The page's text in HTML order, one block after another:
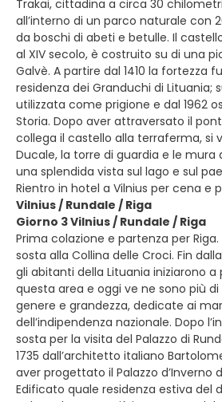
Trakai, cittadina a circa 30
all’interno di un parco naturale con
da boschi di abeti e betulle. Il
al XIV secolo, è costruito su di una
Galvè. A partire dal 1410 la fortezza
residenza dei Granduchi di Lituania;
utilizzata come prigione e dal 1962
Storia. Dopo aver attraversato il
collega il castello alla terraferma, si
Ducale, la torre di guardia e le mura
una splendida vista sul lago e sul
Rientro in hotel a Vilnius per cena e
Vilnius / Rundale / Riga
Giorno 3 Vilnius / Rundale / Riga
Prima colazione e partenza per
sosta alla Collina delle Croci. Fin
gli abitanti della Lituania iniziarono
questa area e oggi ve ne sono più
genere e grandezza, dedicate ai
dell’indipendenza nazionale. Dopo
sosta per la visita del Palazzo di
1735 dall’architetto italiano
aver progettato il Palazzo d’Inverno
Edificato quale residenza estiva del